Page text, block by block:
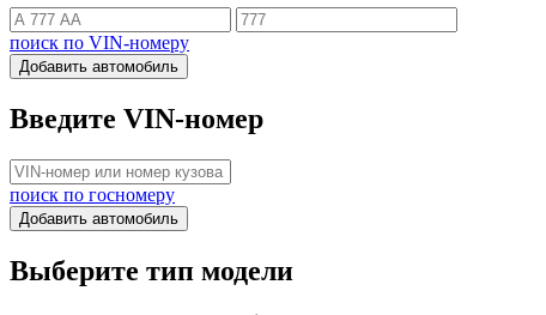
поиск по VIN-номеру
Добавить автомобиль
Введите VIN-номер
поиск по госномеру
Добавить автомобиль
Выберите тип модели